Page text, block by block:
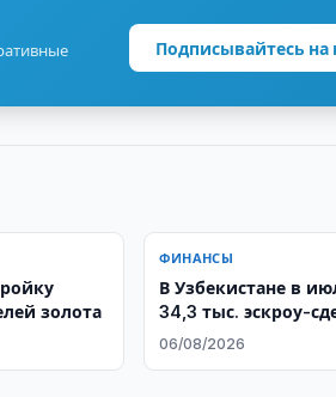
Подписывайтесь на
золота
ФИНАНСЫ
В Узбекистане в
34,3 тыс. эскроу-
06/08/2026